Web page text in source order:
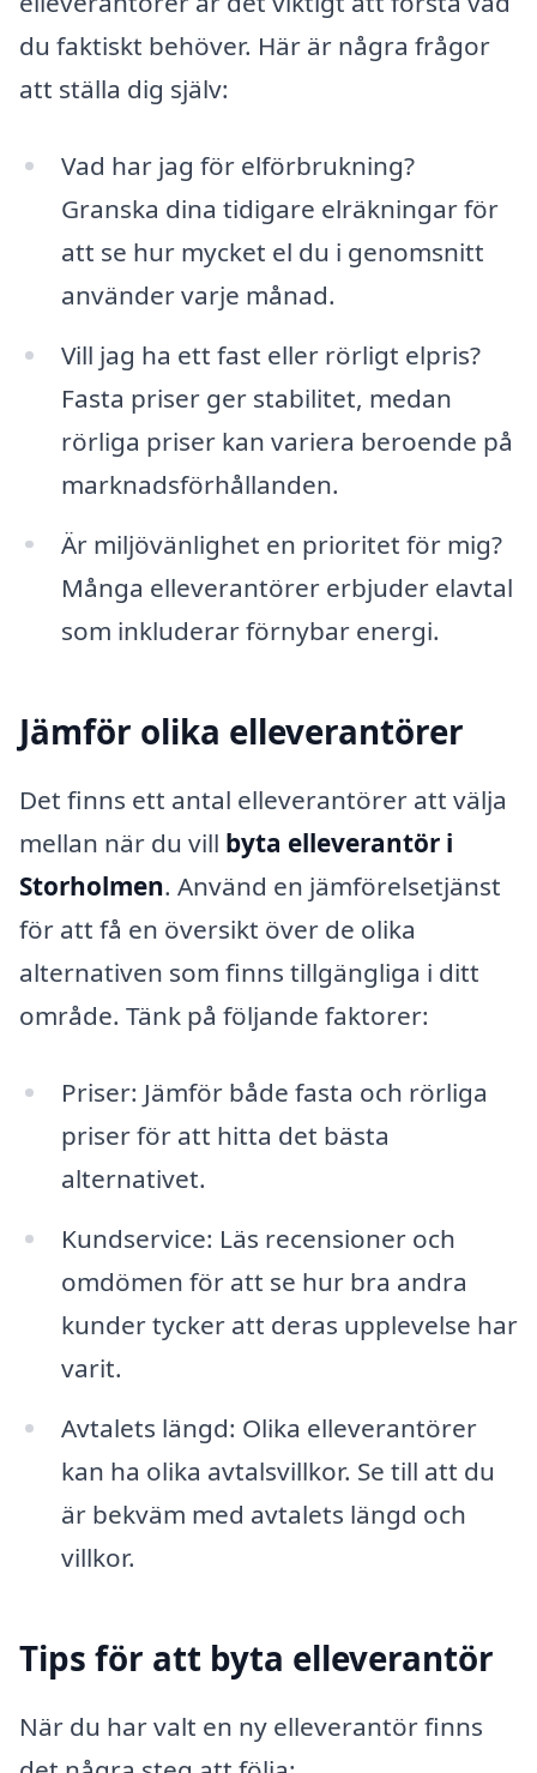
du faktiskt behöver. Här är några frågor
att ställa dig själv:
Vad har jag för elförbrukning?
Granska dina tidigare elräkningar för
att se hur mycket el du i genomsnitt
använder varje månad.
Vill jag ha ett fast eller rörligt elpris?
Fasta priser ger stabilitet, medan
rörliga priser kan variera beroende på
marknadsförhållanden.
Är miljövänlighet en prioritet för mig?
Många elleverantörer erbjuder elavtal
som inkluderar förnybar energi.
Jämför olika elleverantörer
Det finns ett antal elleverantörer att välja
mellan när du vill byta elleverantör i
Storholmen. Använd en jämförelsetjänst
för att få en översikt över de olika
alternativen som finns tillgängliga i ditt
område. Tänk på följande faktorer:
Priser: Jämför både fasta och rörliga
priser för att hitta det bästa
alternativet.
Kundservice: Läs recensioner och
omdömen för att se hur bra andra
kunder tycker att deras upplevelse har
varit.
Avtalets längd: Olika elleverantörer
kan ha olika avtalsvillkor. Se till att du
är bekväm med avtalets längd och
villkor.
Tips för att byta elleverantör
När du har valt en ny elleverantör finns